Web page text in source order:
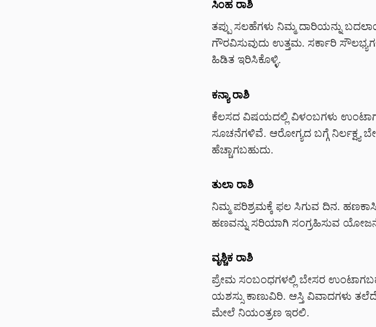
ಸಿಂಹ ರಾಶಿ
ತಪ್ಪು ಸಲಹೆಗಳು ನಿಮ್ಮ ದಾರಿಯನ್ನು
ಗೌರವಿಸುವುದು ಉತ್ತಮ. ಸರ್ಕಾರಿ
ಹಿಡಿತ ಇರಿಸಿಕೊಳ್ಳಿ.
ಕನ್ಯಾ ರಾಶಿ
ಕೆಲಸದ ವಿಷಯದಲ್ಲಿ ವಿಳಂಬಗಳು
ಸೂಚನೆಗಳಿವೆ. ಆರೋಗ್ಯದ ಬಗ್ಗೆ
ಹೆಚ್ಚಾಗಬಹುದು.
ತುಲಾ ರಾಶಿ
ನಿಮ್ಮ ಪರಿಶ್ರಮಕ್ಕೆ ಫಲ ಸಿಗುವ ದಿನ.
ಹಣವನ್ನು ಸರಿಯಾಗಿ ಸಂಗ್ರಹಿಸುವ ಯೋಜನೆ
ವೃಶ್ಚಿಕ ರಾಶಿ
ಪ್ರೇಮ ಸಂಬಂಧಗಳಲ್ಲಿ ಬೇಸರ
ಯಶಸ್ಸು ಕಾಣುವಿರಿ. ಆಸ್ತಿ ವಿವಾದಗಳು
ಮೇಲೆ ನಿಯಂತ್ರಣ ಇರಲಿ.